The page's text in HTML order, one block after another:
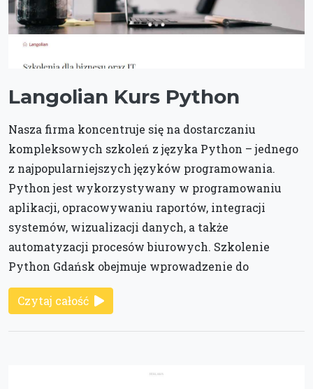
Langolian Kurs Python
Nasza firma koncentruje się na dostarczaniu
kompleksowych szkoleń z języka Python – jednego
z najpopularniejszych języków programowania.
Python jest wykorzystywany w programowaniu
aplikacji, opracowywaniu raportów, integracji
systemów, wizualizacji danych, a także
automatyzacji procesów biurowych. Szkolenie
Python Gdańsk obejmuje wprowadzenie do
Czytaj całość